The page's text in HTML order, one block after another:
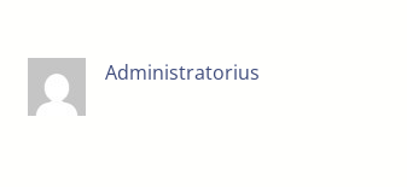
Administratorius